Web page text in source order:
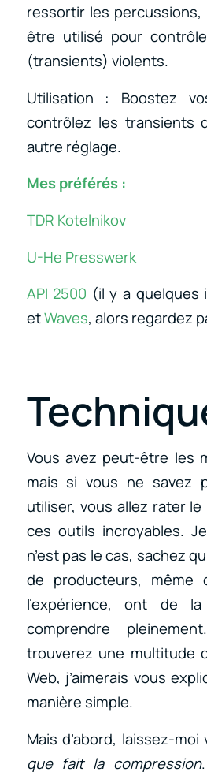
ressortir les
être utilisé pour
(transients) violents.
Utilisation : Boostez
contrôlez les transients
autre réglage.
Mes préférés :
TDR Kotelnikov
U-He Presswerk
API 2500 (il y a quelques
etWaves, alors regardez
Vous avez peut-être les
mais si vous ne savez
utiliser, vous allez rater
ces outils incroyables.
n’est pas le cas, sachez
de producteurs,
l’expérience, ont de
comprendre
trouverez une multitude
Web, j’aimerais vous
manière simple.
Mais d’abord, laissez-
que fait la compression